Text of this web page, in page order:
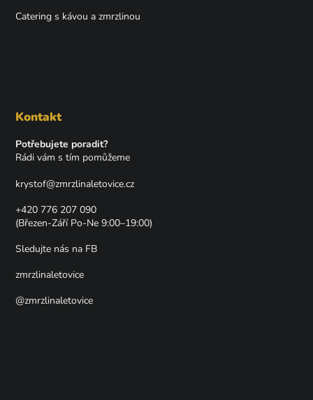
Catering s kávou a zmrzlinou
Kontakt
Potřebujete poradit?
Rádi vám s tím pomůžeme
krystof@zmrzlinaletovice.cz
+420 776 207 090
(Březen-Září Po-Ne 9:00–19:00)
Sledujte nás na FB
zmrzlinaletovice
@zmrzlinaletovice